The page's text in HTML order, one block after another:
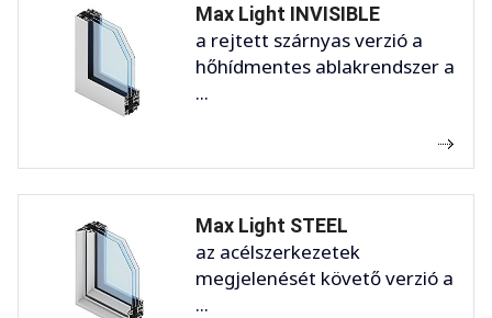
Max Light INVISIBLE
a rejtett szárnyas verzió a
hőhídmentes ablakrendszer a
...
Max Light STEEL
az acélszerkezetek
megjelenését követő verzió a
...